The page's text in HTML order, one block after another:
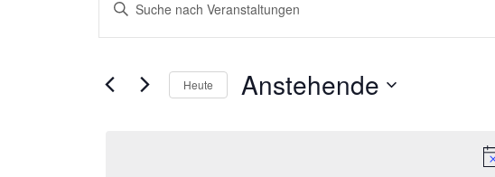
SUCHE
UND
ANSICHTEN,
NAVIGATION
Suche
nach
Heute Anstehende